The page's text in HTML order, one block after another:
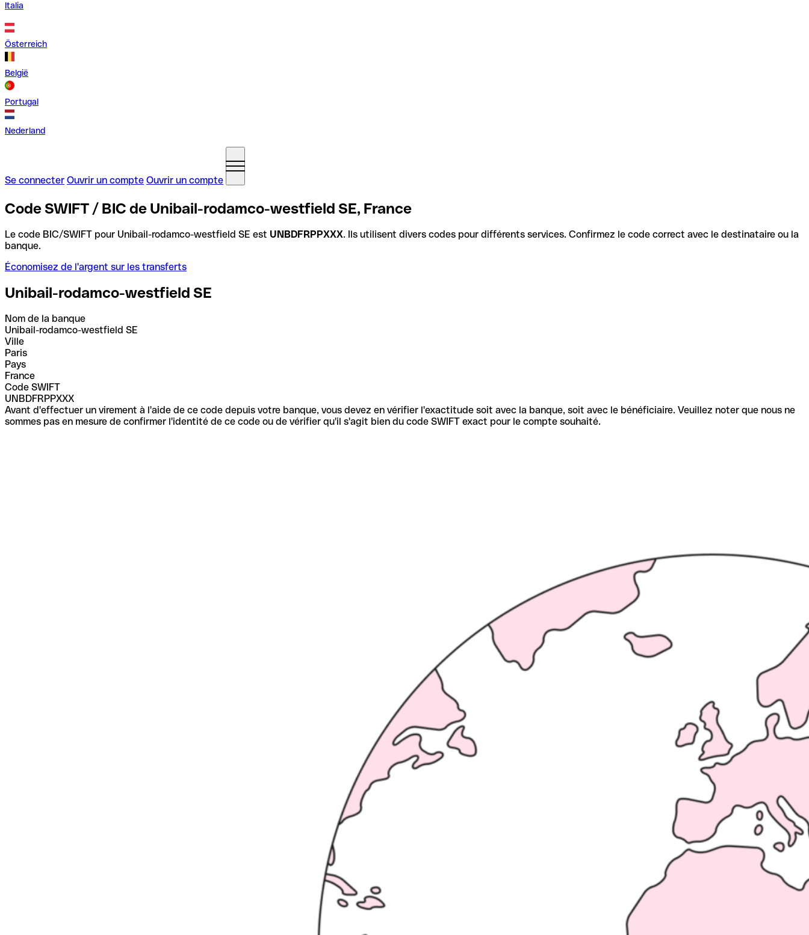
Italia
Österreich
België
Portugal
Nederland
Se connecter Ouvrir un compte Ouvrir un compte
Code SWIFT / BIC de Unibail-rodamco-westfield SE, France
Le code BIC/SWIFT pour Unibail-rodamco-westfield SE est UNBDFRPPXXX. Ils utilisent divers codes pour différents services. Confirmez le code correct avec le destinataire ou la
banque.
Économisez de l'argent sur les transferts
Unibail-rodamco-westfield SE
Nom de la banque
Unibail-rodamco-westfield SE
Ville
Paris
Pays
France
Code SWIFT
UNBDFRPPXXX
Avant d'effectuer un virement à l'aide de ce code depuis votre banque, vous devez en vérifier l'exactitude soit avec la banque, soit avec le bénéficiaire. Veuillez noter que nous ne
sommes pas en mesure de confirmer l'identité de ce code ou de vérifier qu'il s'agit bien du code SWIFT exact pour le compte souhaité.